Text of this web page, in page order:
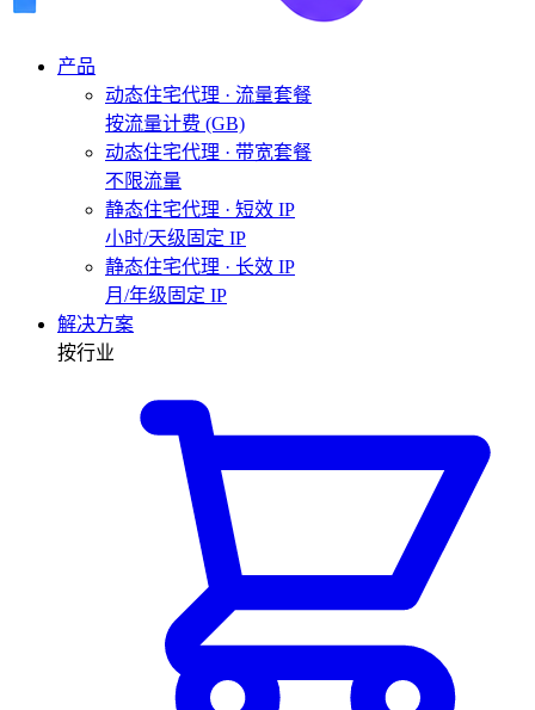
产品
动态住宅代理 · 流量套餐
按流量计费 (GB)
动态住宅代理 · 带宽套餐
不限流量
静态住宅代理 · 短效 IP
小时/天级固定 IP
静态住宅代理 · 长效 IP
月/年级固定 IP
解决方案
按行业